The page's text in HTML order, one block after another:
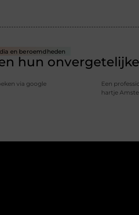
en beroemdheden
hun
via google
Een
hartje